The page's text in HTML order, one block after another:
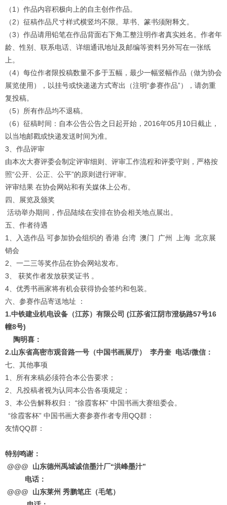
（1）作品内容积极向上的自主创作作品。
（2）征稿作品尺寸样式横竖均不限。草书、篆书须附释文。
（3）作品请用铅笔在作品背面右下角工整注明作者真实姓名。作者年
龄、性别、联系电话、详细通讯地址及邮编等资料另外写在一张纸
上。
（4）每位作者限投稿数量不多于五幅，最少一幅竖幅作品（做为协会
展览使用），以挂号或快递递方式寄出（注明“参赛作品”），请勿重
复投稿。
（5）所有作品均不退稿。
（6）征稿时间：自本公告公告之日起开始，2016年05月10日截止，
以当地邮戳或快递发送时间为准。
3、作品评审
由本次大赛评委会制定评审细则、评审工作流程和评委守则，严格按
照“公开、公正、公平”的原则进行评审。
评审结果 在协会网站和有关媒体上公布。
四、展览及颁奖
活动举办期间，作品陆续在安排在协会相关地点展出。
五、作者待遇
1、入选作品 可参加协会组织的 香港 台湾 澳门 广州 上海 北京展
销会
2、一二三等奖作品在协会网站发布。
3、 获奖作者发放获奖证书 。
4、优秀书画家将有机会获得协会签约和包装。
六、参赛作品寄送地址 ：
1.中铁建业机电设备（江苏）有限公司 (江苏省江阴市澄杨路57号16
幢8号)
陶明喜：
2.山东省高密市观音路一号（中国书画展厅） 李丹奎 电话/微信：
七、其他事项
1、所有来稿必须符合本公告要求；
2、凡投稿者视为认同本公告各项规定；
3、本公告解释权归： “徐霞客杯” 中国书画大赛组委会。
“徐霞客杯” 中国书画大赛参赛作者专用QQ群：
友情QQ群：
特别鸣谢：
@@@ 山东德州禹城诚信墨汁厂“洪峰墨汁”
电话：
@@@ 山东莱州 秀鹏笔庄（毛笔）